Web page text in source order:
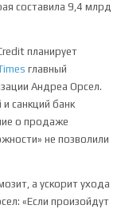
составила 9,4 млрд
планирует
главный
Андреа Орсел.
санкций банк
о продаже
не позволили
а ускорит ухода
«Если произойдут